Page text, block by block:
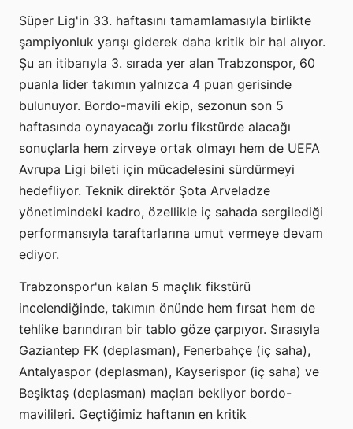
Süper Lig'in 33. haftasını tamamlamasıyla birlikte
şampiyonluk yarışı giderek daha kritik bir hal alıyor.
Şu an itibarıyla 3. sırada yer alan Trabzonspor, 60
puanla lider takımın yalnızca 4 puan gerisinde
bulunuyor. Bordo-mavili ekip, sezonun son 5
haftasında oynayacağı zorlu fikstürde alacağı
sonuçlarla hem zirveye ortak olmayı hem de UEFA
Avrupa Ligi bileti için mücadelesini sürdürmeyi
hedefliyor. Teknik direktör Şota Arveladze
yönetimindeki kadro, özellikle iç sahada sergilediği
performansıyla taraftarlarına umut vermeye devam
ediyor.
Trabzonspor'un kalan 5 maçlık fikstürü
incelendiğinde, takımın önünde hem fırsat hem de
tehlike barındıran bir tablo göze çarpıyor. Sırasıyla
Gaziantep FK (deplasman), Fenerbahçe (iç saha),
Antalyaspor (deplasman), Kayserispor (iç saha) ve
Beşiktaş (deplasman) maçları bekliyor bordo-
mavilileri. Geçtiğimiz haftanın en kritik